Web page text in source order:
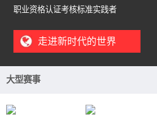
职业资格认证考核标准实践者
走进新时代的世界
大型赛事